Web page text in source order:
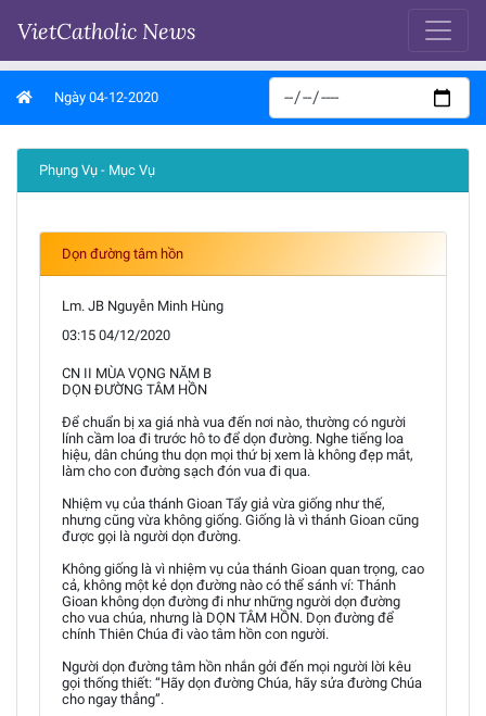
VietCatholic News
Ngày 04-12-2020
Phụng Vụ - Mục Vụ
Dọn đường tâm hồn
Lm. JB Nguyễn Minh Hùng
03:15 04/12/2020
CN II MÙA VỌNG NĂM B
DỌN ĐƯỜNG TÂM HỒN
Để chuẩn bị xa giá nhà vua đến nơi nào, thường có người
lính cầm loa đi trước hô to để dọn đường. Nghe tiếng loa
hiệu, dân chúng thu dọn mọi thứ bị xem là không đẹp mắt,
làm cho con đường sạch đón vua đi qua.
Nhiệm vụ của thánh Gioan Tẩy giả vừa giống như thế,
nhưng cũng vừa không giống. Giống là vì thánh Gioan cũng
được gọi là người dọn đường.
Không giống là vì nhiệm vụ của thánh Gioan quan trọng, cao
cả, không một kẻ dọn đường nào có thể sánh ví: Thánh
Gioan không dọn đường đi như những người dọn đường
cho vua chúa, nhưng là DỌN TÂM HỒN. Dọn đường để
chính Thiên Chúa đi vào tâm hồn con người.
Người dọn đường tâm hồn nhắn gởi đến mọi người lời kêu
gọi thống thiết: “Hãy dọn đường Chúa, hãy sửa đường Chúa
cho ngay thẳng”.